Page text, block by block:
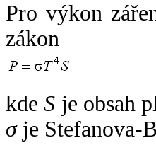
Pro výkon
zákon
kdeS je obsah
σje Stefanova-